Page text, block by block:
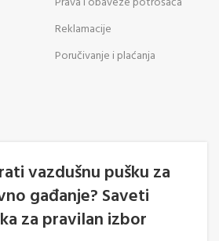
Reklamacije
Poručivanje i plaćanja
vazdušnu pušku za
gađanje? Saveti
za pravilan izbor